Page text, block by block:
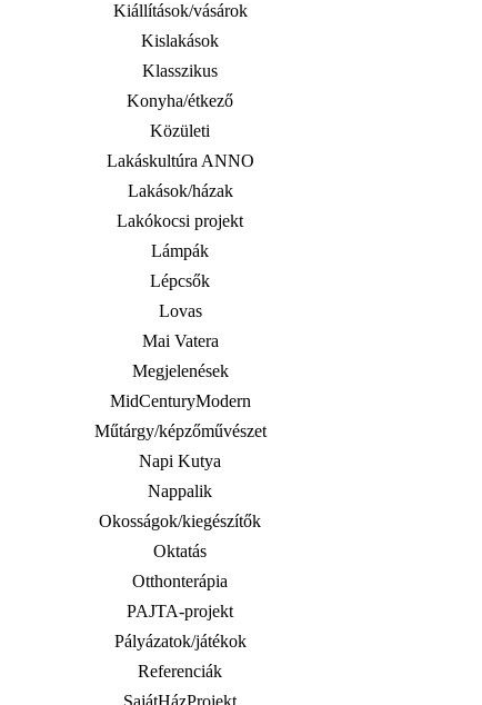
Kiállítások/vásárok
Kislakások
Klasszikus
Konyha/étkező
Közületi
Lakáskultúra ANNO
Lakások/házak
Lakókocsi projekt
Lámpák
Lépcsők
Lovas
Mai Vatera
Megjelenések
MidCenturyModern
Műtárgy/képzőművészet
Napi Kutya
Nappalik
Okosságok/kiegészítők
Oktatás
Otthonterápia
PAJTA-projekt
Pályázatok/játékok
Referenciák